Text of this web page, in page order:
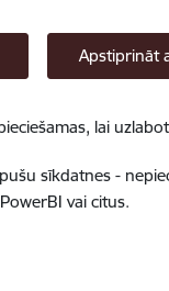
Apstiprināt
lai
sīkdatnes -
vai citus.